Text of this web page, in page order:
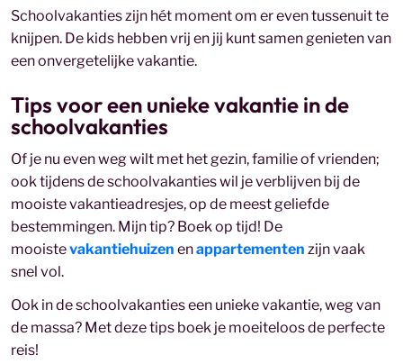
Schoolvakanties zijn hét moment om er even tussenuit te
knijpen. De kids hebben vrij en jij kunt samen genieten van
een onvergetelijke vakantie.
Tips voor een unieke vakantie in de
schoolvakanties
Of je nu even weg wilt met het gezin, familie of vrienden;
ook tijdens de schoolvakanties wil je verblijven bij de
mooiste vakantieadresjes, op de meest geliefde
bestemmingen. Mijn tip? Boek op tijd! De
mooistevakantiehuizen enappartementen zijn vaak
snel vol.
Ook in de schoolvakanties een unieke vakantie, weg van
de massa? Met deze tips boek je moeiteloos de perfecte
reis!